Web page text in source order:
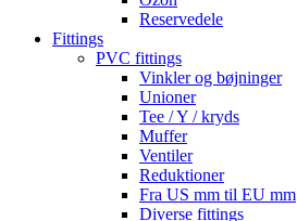
Reservedele
Fittings
PVC fittings
Vinkler og bøjninger
Unioner
Tee / Y / kryds
Muffer
Ventiler
Reduktioner
Fra US mm til EU mm
Diverse fittings